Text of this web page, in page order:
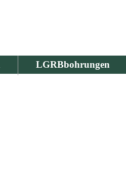
LGRBbohrungen